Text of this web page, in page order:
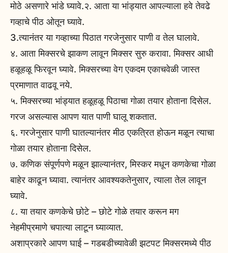
मोठे असणारे भांडे घ्यावे.२. आता या भांड्यात आपल्याला हवे तेवढे
गव्हाचे पीठ ओतून घ्यावे.
3.त्यानंतर या गव्हाच्या पिठात गरजेनुसार पाणी व तेल घालावे.
४. आता मिक्सरचे झाकण लावून मिक्सर सुरु करावा. मिक्सर आधी
हळूहळू फिरवून घ्यावे. मिक्सरच्या वेग एकदम एकाचवेळी जास्त
प्रमाणात वाढवू नये.
५. मिक्सरच्या भांड्यात हळूहळू पिठाचा गोळा तयार होताना दिसेल.
गरज असल्यास आपण यात पाणी घालू शकतात.
६. गरजेनुसार पाणी घातल्यानंतर मीठ एकत्रित होऊन मळून त्याचा
गोळा तयार होताना दिसेल.
७. कणिक संपूर्णपणे मळून झाल्यानंतर, मिस्कर मधून कणकेचा गोळा
बाहेर काढून घ्यावा. त्यानंतर आवश्यकतेनुसार, त्याला तेल लावून
घ्यावे.
८. या तयार कणकेचे छोटे – छोटे गोळे तयार करून मग
नेहमीप्रमाणे चपात्या लाटून घ्याव्यात.
अशाप्रकारे आपण घाई – गडबडीच्यावेळी झटपट मिक्सरमध्ये पीठ